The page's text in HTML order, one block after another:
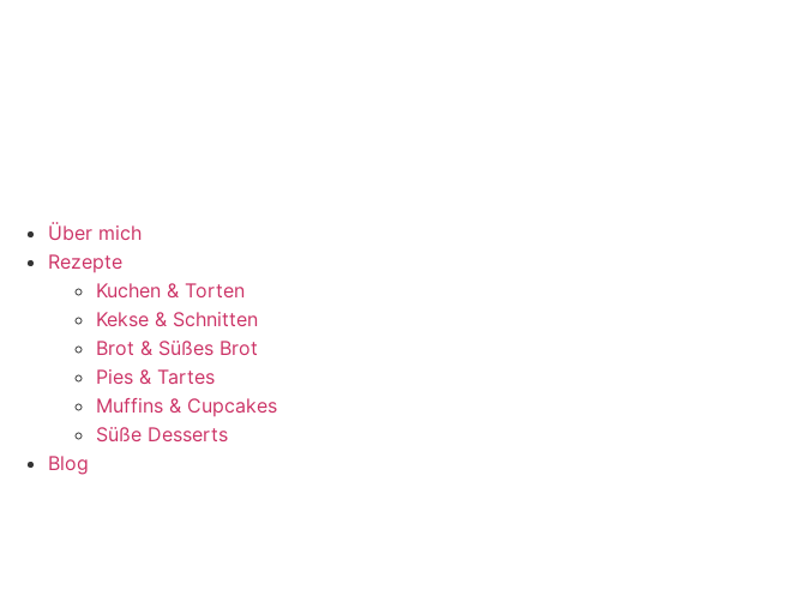
Über mich
Rezepte
Kuchen & Torten
Kekse & Schnitten
Brot & Süßes Brot
Pies & Tartes
Muffins & Cupcakes
Süße Desserts
Blog